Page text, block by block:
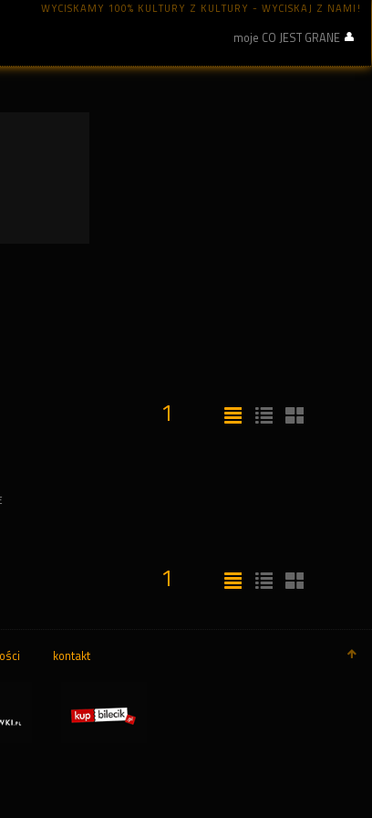
WYCISKAMY 100% KULTURY Z KULTURY - WYCISKAJ Z NAMI!
moje CO JEST GRANE
1
1
kontakt